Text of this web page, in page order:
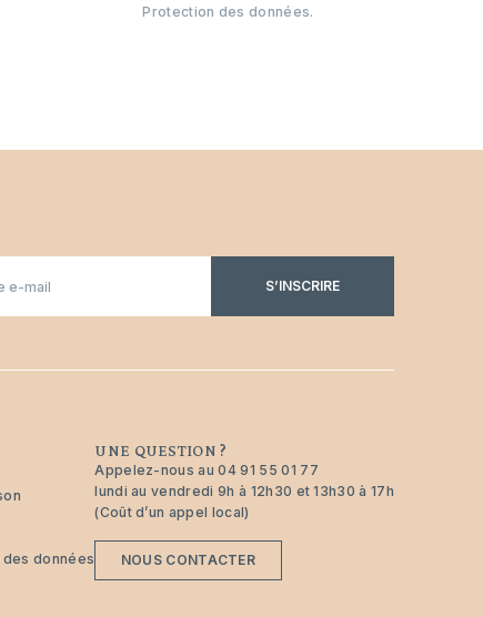
Protection des données.
S’INSCRIRE
données
UNE QUESTION ?
Appelez-nous au04 91 55 01 77
lundi au vendredi 9h à 12h30 et 13h30 à 17h
(Coût d’un appel local)
NOUS CONTACTER